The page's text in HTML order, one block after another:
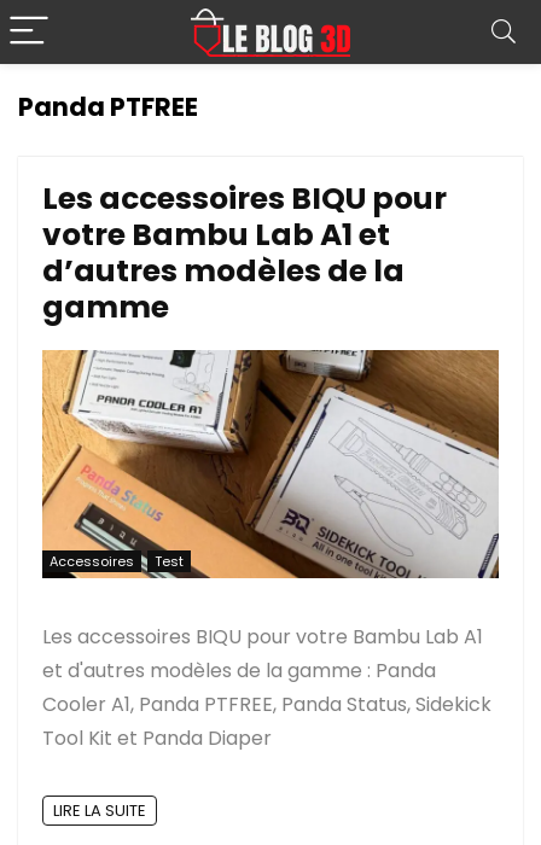
Panda PTFREE
Les accessoires BIQU pour
votre Bambu Lab A1 et
d’autres modèles de la
gamme
Accessoires Test
Les accessoires BIQU pour votre Bambu Lab A1
et d'autres modèles de la gamme : Panda
Cooler A1, Panda PTFREE, Panda Status, Sidekick
Tool Kit et Panda Diaper
LIRE LA SUITE